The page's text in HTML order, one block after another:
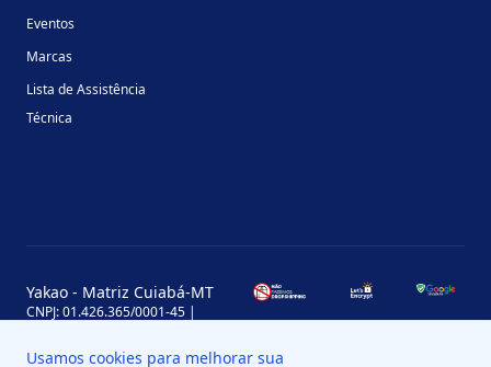
Eventos
Marcas
Lista de Assistência
Técnica
Yakao - Matriz Cuiabá-MT
CNPJ: 01.426.365/0001-45 |
Usamos cookies para melhorar sua